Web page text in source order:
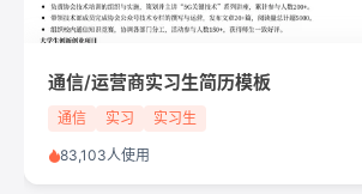
通信/运营商实习生简历模板
通信 实习 实习生
83,103人使用